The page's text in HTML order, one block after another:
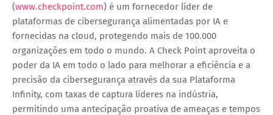
(www.checkpoint.com) é um fornecedor líder de
plataformas de cibersegurança alimentadas por IA e
fornecidas na cloud, protegendo mais de 100.000
organizações em todo o mundo. A Check Point aproveita o
poder da IA em todo o lado para melhorar a eficiência e a
precisão da cibersegurança através da sua Plataforma
Infinity, com taxas de captura líderes na indústria,
permitindo uma antecipação proativa de ameaças e tempos